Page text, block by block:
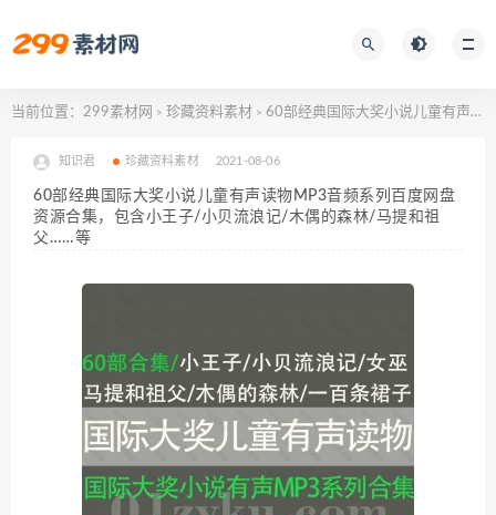
当前位置： 299素材网 > 珍藏资料素材 > 60部经典国际大奖小说儿童有声读物MP3音频系列百度网盘资源合集，包含小王子/小贝流浪记/木偶的森林/马提和祖父……等
知识君 珍藏资料素材 2021-08-06
60部经典国际大奖小说儿童有声读物MP3音频系列百度网盘
资源合集，包含小王子/小贝流浪记/木偶的森林/马提和祖
父……等